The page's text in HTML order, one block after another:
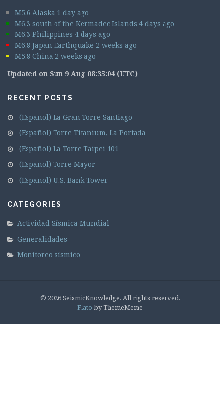
M5.6 Alaska 1 day ago
M6.3 south of the Kermadec Islands 4 days ago
M6.3 Philippines 4 days ago
M6.8 Japan Earthquake 2 weeks ago
M5.8 China 2 weeks ago
Updated on Sun 9 Aug 08:35:04 (UTC)
RECENT POSTS
(Español) La Gran Torre Santiago
(Español) Torre Titanium, La Portada
(Español) La Torre Taipei 101
(Español) Torre Mayor
(Español) U.S. Bank Tower
CATEGORIES
Actividad Sísmica Mundial
Generalidades
Monitoreo sísmico
© 2026 SeismicKnowledge. All rights reserved.
Flato by ThemeMeme